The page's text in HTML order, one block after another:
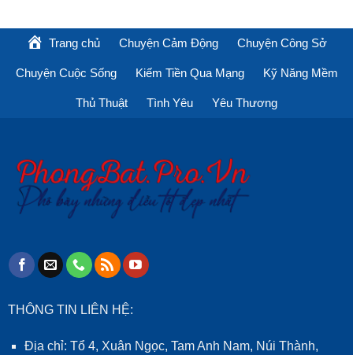
Trang chủ Chuyện Cảm Động Chuyện Công Sở
Chuyện Cuộc Sống Kiếm Tiền Qua Mạng Kỹ Năng Mềm
Thủ Thuật Tình Yêu Yêu Thương
THÔNG TIN LIÊN HỆ:
Địa chỉ: Tổ 4, Xuân Ngọc, Tam Anh Nam, Núi Thành,